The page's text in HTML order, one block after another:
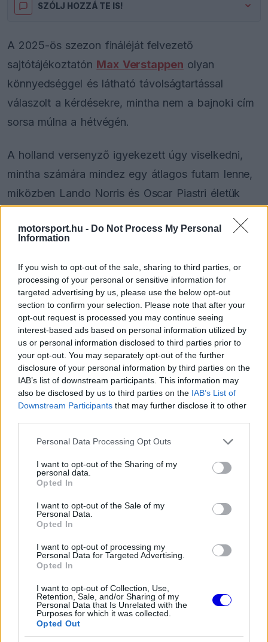
motorsport.hu - Do Not Process My Personal
Information
If you wish to opt-out of the sale, sharing to third parties, or
processing of your personal or sensitive information for
targeted advertising by us, please use the below opt-out
section to confirm your selection. Please note that after your
opt-out request is processed you may continue seeing
interest-based ads based on personal information utilized by
us or personal information disclosed to third parties prior to
your opt-out. You may separately opt-out of the further
disclosure of your personal information by third parties on the
IAB’s list of downstream participants. This information may
also be disclosed by us to third parties on the IAB’s List of
Downstream Participants that may further disclose it to other
Please note that this website/app uses one or more Google
not limited to your visit or usage behaviour. You may click to
grant or deny consent to Google and its third-party tags to
use your data for below specified purposes in below Google
consent section.
Personal Data Processing Opt Outs
I want to opt-out of the Sharing of my
personal data.
Opted In
I want to opt-out of the Sale of my
Personal Data.
Opted In
I want to opt-out of processing my
Personal Data for Targeted Advertising.
Opted In
I want to opt-out of Collection, Use,
Retention, Sale, and/or Sharing of my
Personal Data that Is Unrelated with the
Purposes for which it was collected.
Opted Out
SZÓLJ HOZZÁ TE IS!
A 2025-ös szezon fináléját felvezető
sajtótájékoztatón Max Verstappen olyan
könnyedséggel és látható távolságtartással
válaszolt a kérdésekre, mintha nem a bajnoki cím
sorsa múlna a hétvégén.
A holland versenyző igyekezett úgy viselkedni,
mintha számára mindez egy átlagos futam lenne,
miközben Lando Norris és Oscar Piastri életük
Player
loading.
This
is
a
modal
window.
The media could not be loaded, either because
the server or network failed or because the format
is not supported.
A hangulatot már az is jól jelezte, ahogyan
Verstappen saját környezetéről beszélt. „A
szüleim nem jönnek. Apám Afrikában
raliversenyen van, anyám pedig otthon van a
kutyákkal, és szerintem ott sokkal boldogabb,
mint itt. Gyújt majd egy gyertyát, ahogy mindig,
aztán otthonról nézi az egészet. Én pedig
harcban leszek a világbajnoki címért” – mesélte,
érzi magát ebben a végjátékban.
EZEKET IS AJÁNLJUK